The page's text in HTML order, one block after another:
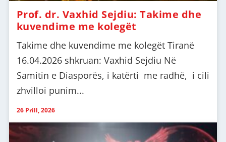
Prof. dr. Vaxhid Sejdiu: Takime dhe
kuvendime me kolegët
Takime dhe kuvendime me kolegët Tiranë
16.04.2026 shkruan: Vaxhid Sejdiu Në
Samitin e Diasporës, i katërti me radhë, i cili
zhvilloi punim...
26 Prill, 2026